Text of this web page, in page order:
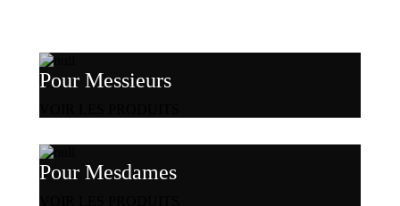
Pour Messieurs
Pour Mesdames